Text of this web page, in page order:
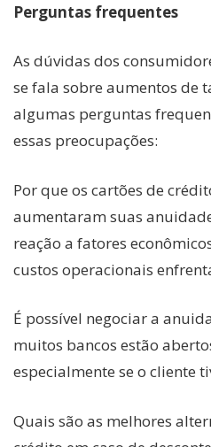
Perguntas frequentes
As dúvidas dos
se fala sobre aumentos de
algumas perguntas
essas preocupações:
Por que os cartões de
aumentaram suas
reação a fatores
custos operacionais
É possível negociar a
muitos bancos estão
especialmente se o cliente
Quais são as melhores